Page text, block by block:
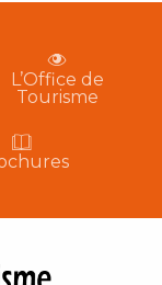
L’Office de
Tourisme